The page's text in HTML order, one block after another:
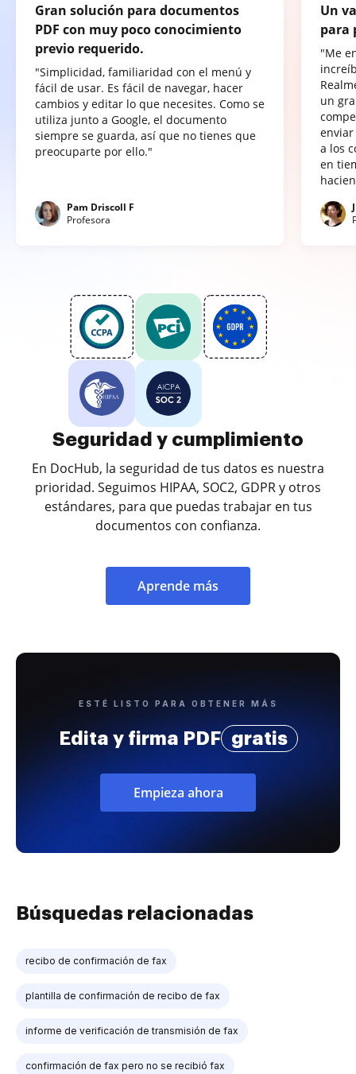
Gran solución para documentos
PDF con muy poco conocimiento
previo requerido.
"Simplicidad, familiaridad con el menú y
fácil de usar. Es fácil de navegar, hacer
cambios y editar lo que necesites. Como se
utiliza junto a Google, el documento
siempre se guarda, así que no tienes que
preocuparte por ello."
Pam Driscoll F
Profesora
Un
para
"Me
un
a los
en
Seguridad y cumplimiento
En DocHub, la seguridad de tus datos es nuestra
prioridad. Seguimos HIPAA, SOC2, GDPR y otros
estándares, para que puedas trabajar en tus
documentos con confianza.
Aprende más
ESTÉ LISTO PARA OBTENER MÁS
Edita y firma PDF gratis
Empieza ahora
Búsquedas relacionadas
recibo de confirmación de fax
plantilla de confirmación de recibo de fax
informe de verificación de transmisión de fax
confirmación de fax pero no se recibió fax